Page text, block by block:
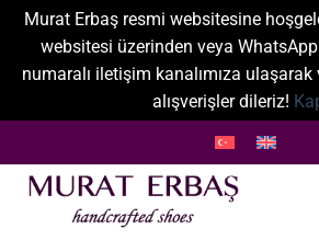
Murat Erbaş resmi websitesine
websitesi üzerinden veya
numaralı iletişim kanalımıza
alışverişler dileriz!
atla